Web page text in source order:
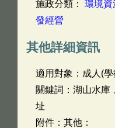
施政分類： 環境資
發經營
其他詳細資訊
適用對象：成人(
關鍵詞：湖山水庫
址
附件：其他：